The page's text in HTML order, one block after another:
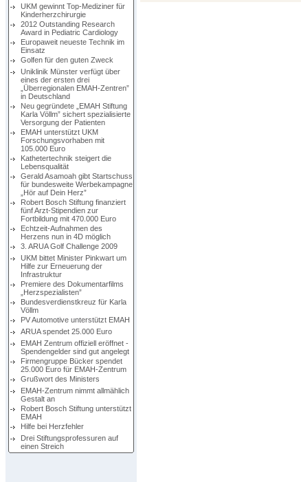
UKM gewinnt Top-Mediziner für
Kinderherzchirurgie
2012 Outstanding Research
Award in Pediatric Cardiology
Europaweit neueste Technik im
Einsatz
Golfen für den guten Zweck
Uniklinik Münster verfügt über
eines der ersten drei
„Überregionalen EMAH-Zentren”
in Deutschland
Neu gegründete „EMAH Stiftung
Karla Völlm” sichert spezialisierte
Versorgung der Patienten
EMAH unterstützt UKM
Forschungsvorhaben mit
105.000 Euro
Kathetertechnik steigert die
Lebensqualität
Gerald Asamoah gibt Startschuss
für bundesweite Werbekampagne
„Hör auf Dein Herz”
Robert Bosch Stiftung finanziert
fünf Arzt-Stipendien zur
Fortbildung mit 470.000 Euro
Echtzeit-Aufnahmen des
Herzens nun in 4D möglich
3. ARUA Golf Challenge 2009
UKM bittet Minister Pinkwart um
Hilfe zur Erneuerung der
Infrastruktur
Premiere des Dokumentarfilms
„Herzspezialisten”
Bundesverdienstkreuz für Karla
Völlm
PV Automotive unterstützt EMAH
ARUA spendet 25.000 Euro
EMAH Zentrum offiziell eröffnet -
Spendengelder sind gut angelegt
Firmengruppe Bücker spendet
25.000 Euro für EMAH-Zentrum
Grußwort des Ministers
EMAH-Zentrum nimmt allmählich
Gestalt an
Robert Bosch Stiftung unterstützt
EMAH
Hilfe bei Herzfehler
Drei Stiftungsprofessuren auf
einen Streich